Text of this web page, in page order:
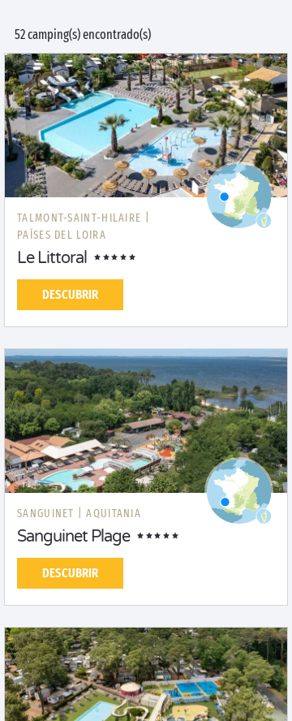
52 camping(s) encontrado(s)
TALMONT-SAINT-HILAIRE |
PAÍSES DEL LOIRA
Le Littoral
DESCUBRIR
SANGUINET | AQUITANIA
Sanguinet Plage
DESCUBRIR